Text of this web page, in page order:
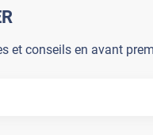
et conseils en avant